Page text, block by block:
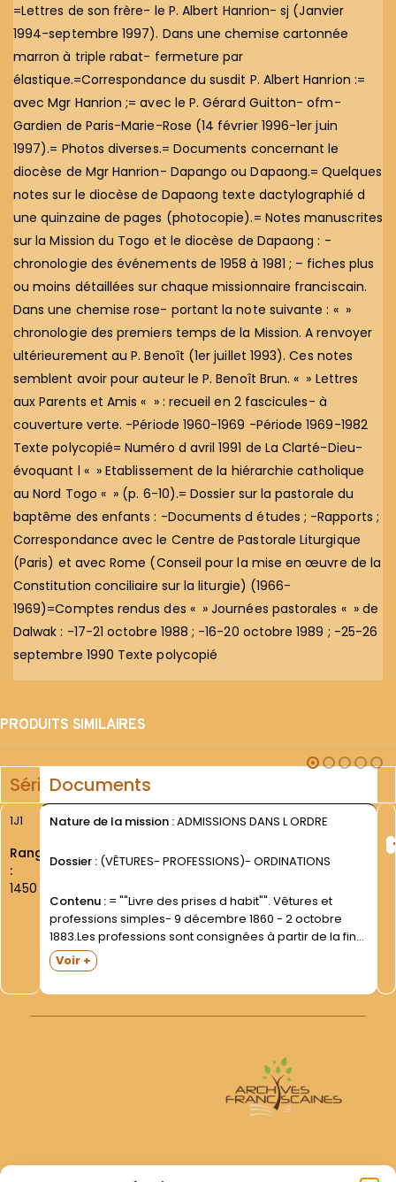
=Lettres de son frère- le P. Albert Hanrion- sj (Janvier
1994-septembre 1997). Dans une chemise cartonnée
marron à triple rabat- fermeture par
élastique.=Correspondance du susdit P. Albert Hanrion :=
avec Mgr Hanrion ;= avec le P. Gérard Guitton- ofm-
Gardien de Paris-Marie-Rose (14 février 1996-1er juin
1997).= Photos diverses.= Documents concernant le
diocèse de Mgr Hanrion- Dapango ou Dapaong.= Quelques
notes sur le diocèse de Dapaong texte dactylographié d
une quinzaine de pages (photocopie).= Notes manuscrites
sur la Mission du Togo et le diocèse de Dapaong : -
chronologie des événements de 1958 à 1981 ; – fiches plus
ou moins détaillées sur chaque missionnaire franciscain.
Dans une chemise rose- portant la note suivante : « »
chronologie des premiers temps de la Mission. A renvoyer
ultérieurement au P. Benoît (1er juillet 1993). Ces notes
semblent avoir pour auteur le P. Benoît Brun. « » Lettres
aux Parents et Amis « » : recueil en 2 fascicules- à
couverture verte. -Période 1960-1969 -Période 1969-1982
Texte polycopié= Numéro d avril 1991 de La Clarté-Dieu-
évoquant l « » Etablissement de la hiérarchie catholique
au Nord Togo « » (p. 6-10).= Dossier sur la pastorale du
baptême des enfants : -Documents d études ; -Rapports ;
Correspondance avec le Centre de Pastorale Liturgique
(Paris) et avec Rome (Conseil pour la mise en œuvre de la
Constitution conciliaire sur la liturgie) (1966-
1969)=Comptes rendus des « » Journées pastorales « » de
Dalwak : -17-21 octobre 1988 ; -16-20 octobre 1989 ; -25-26
septembre 1990 Texte polycopié
PRODUITS SIMILAIRES
SérieDocuments
1J1
Rang
:
1450
Nature de la mission :ADMISSIONS DANS L ORDRE
Dossier : (VÊTURES- PROFESSIONS)- ORDINATIONS
Contenu := ""Livre des prises d habit"". Vêtures et
professions simples- 9 décembre 1860 - 2 octobre
1883.Les professions sont consignées à partir de la fin
du registre- tête - bêche par rapport aux
vêtures.Cahier relié- coins- portant au dos la...
Voir +
Archives Franciscaines